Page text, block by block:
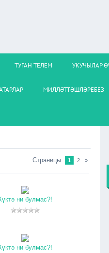
ТУГАН ТЕЛЕМ УКУЧЫЛАР
МИЛЛӘТТӘШЛӘРЕБЕЗ
Страницы: 1 2 »
ни булмас?!
ни булмас?!